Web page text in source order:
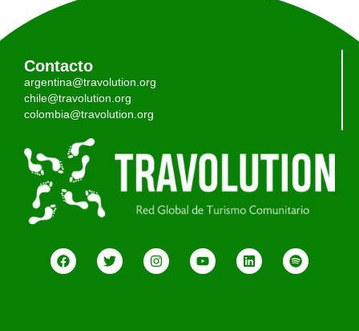
Contacto
argentina@travolution.org
chile@travolution.org
colombia@travolution.org